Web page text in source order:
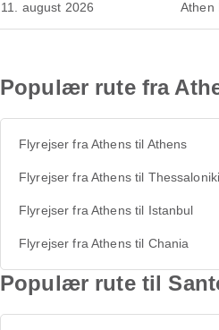
11. august 2026
Athen
Populær rute fra
Flyrejser fra Athens til Athens
Flyrejser fra Athens til Thessaloniki
Flyrejser fra Athens til Istanbul
Flyrejser fra Athens til Chania
Populær rute til